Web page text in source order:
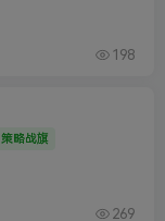
198
策略战旗
269